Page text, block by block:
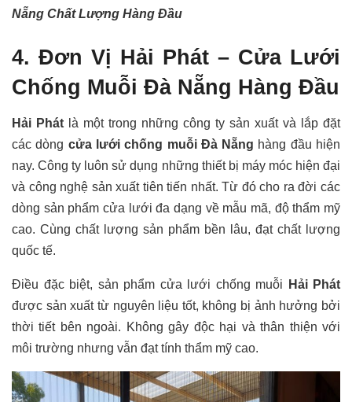
Nẵng Chất Lượng Hàng Đầu
4. Đơn Vị Hải Phát – Cửa Lưới
Chống Muỗi Đà Nẵng Hàng Đầu
Hải Phát là một trong những công ty sản xuất và lắp đặt
các dòng cửa lưới chống muỗi Đà Nẵng hàng đầu hiện
nay. Công ty luôn sử dụng những thiết bị máy móc hiện đại
và công nghệ sản xuất tiên tiến nhất. Từ đó cho ra đời các
dòng sản phẩm cửa lưới đa dạng về mẫu mã, độ thẩm mỹ
cao. Cùng chất lượng sản phẩm bền lâu, đạt chất lượng
quốc tế.
Điều đặc biệt, sản phẩm cửa lưới chống muỗi
Hải Phát
được sản xuất từ nguyên liệu tốt, không bị ảnh hưởng bởi
thời tiết bên ngoài. Không gây độc hại và thân thiện với
môi trường nhưng vẫn đạt tính thẩm mỹ cao.